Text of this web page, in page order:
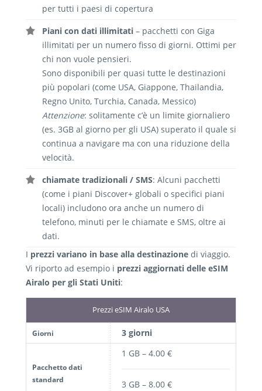
per tutti i paesi di copertura
Piani con dati illimitati – pacchetti con Giga
illimitati per un numero fisso di giorni. Ottimi per
chi non vuole pensieri.
Sono disponibili per quasi tutte le destinazioni
più popolari (come USA, Giappone, Thailandia,
Regno Unito, Turchia, Canada, Messico)
Attenzione: solitamente c’è un limite giornaliero
(es. 3GB al giorno per gli USA) superato il quale si
continua a navigare ma con una riduzione della
velocità.
chiamate tradizionali / SMS: Alcuni pacchetti
(come i piani Discover+ globali o specifici piani
locali) includono ora anche un numero di
telefono, minuti per le chiamate e SMS, oltre ai
dati.
I prezzi variano in base alla destinazione di viaggio.
Vi riporto ad esempio i prezzi aggiornati delle eSIM
Airalo per gli Stati Uniti:
Prezzi eSIM Airalo USA
Giorni 3 giorni
Pacchetto dati
standard
1 GB – 4.00 €
3 GB – 8.00 €